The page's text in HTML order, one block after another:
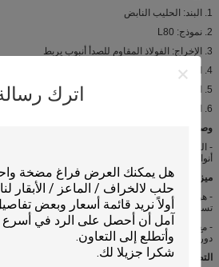
اترك
1. البند: الحليب النابض
2. نموذج: L80
3. الإخراج: الفولاذ المقاوم للصدأ أنبوب يربط
4. التعبئة والتغليف: علبة كرتون
5. الخروج: 2 مخارج أو 4 مخارج
6. النوع: هوائي
وصف:
أنواع، تعمل بالهواء المضغوط الحليب النابض
ميزات:
- هوائي الحليب النابض هو الاقتصادي وأرخص من النابض
تستخدم الكهرباء، فهي تستخدم في الغالب في المناطق
- مع التشغيل الآلي، وسرعة النبض ونسبة يمكن تعديلها
دورة حلب.
التطبيقات: